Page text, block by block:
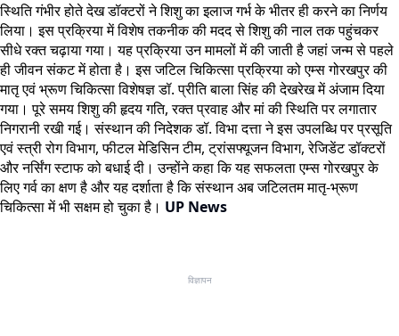
स्थिति गंभीर होते देख डॉक्टरों ने शिशु का इलाज गर्भ के भीतर ही करने का निर्णय
लिया। इस प्रक्रिया में विशेष तकनीक की मदद से शिशु की नाल तक पहुंचकर
सीधे रक्त चढ़ाया गया। यह प्रक्रिया उन मामलों में की जाती है जहां जन्म से पहले
ही जीवन संकट में होता है। इस जटिल चिकित्सा प्रक्रिया को एम्स गोरखपुर की
मातृ एवं भ्रूण चिकित्सा विशेषज्ञ डॉ. प्रीति बाला सिंह की देखरेख में अंजाम दिया
गया। पूरे समय शिशु की हृदय गति, रक्त प्रवाह और मां की स्थिति पर लगातार
निगरानी रखी गई। संस्थान की निदेशक डॉ. विभा दत्ता ने इस उपलब्धि पर प्रसूति
एवं स्त्री रोग विभाग, फीटल मेडिसिन टीम, ट्रांसफ्यूजन विभाग, रेजिडेंट डॉक्टरों
और नर्सिंग स्टाफ को बधाई दी। उन्होंने कहा कि यह सफलता एम्स गोरखपुर के
लिए गर्व का क्षण है और यह दर्शाता है कि संस्थान अब जटिलतम मातृ-भ्रूण
चिकित्सा में भी सक्षम हो चुका है। UP News
विज्ञापन